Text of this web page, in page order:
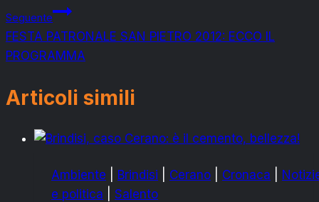
Seguente
FESTA PATRONALE SAN PIETRO 2012: ECCO IL
PROGRAMMA
Articoli simili
Ambiente Brindisi Cerano Cronaca
e politica
Salento